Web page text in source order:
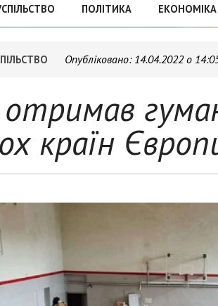
ПОЛІТИКА ЕКОНОМІКА
Опубліковано: 14.04.2022 о
країн